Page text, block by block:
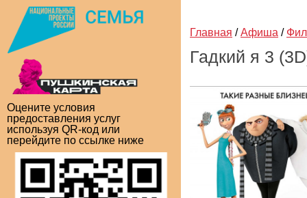
Оцените условия
предоставления услуг
используя QR-код или
перейдите по ссылке ниже
Главная / Афиша /
Гадкий я 3